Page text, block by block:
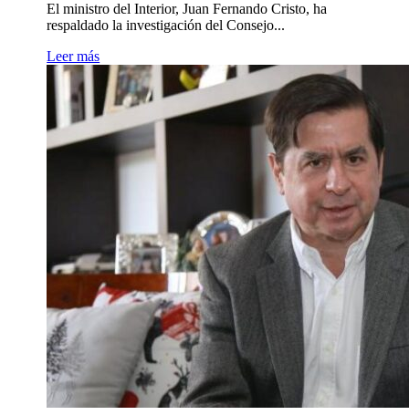
El ministro del Interior, Juan Fernando Cristo, ha
respaldado la investigación del Consejo...
Leer más